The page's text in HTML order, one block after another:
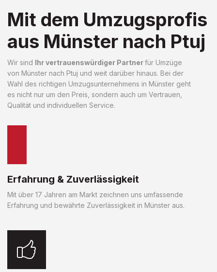
Mit dem Umzugsprofis
aus Münster nach Ptuj
Wir sind Ihr vertrauenswürdiger Partnerfür Umzüge
von Münster nach Ptuj und weit darüber hinaus. Bei der
Wahl des richtigen Umzugsunternehmens in Münster geht
es nicht nur um den Preis, sondern auch um Vertrauen,
Qualität und individuellen Service.
Erfahrung & Zuverlässigkeit
Mit über 17 Jahren am Markt zeichnen uns umfassende
Erfahrung und bewährte Zuverlässigkeit in Münster aus.